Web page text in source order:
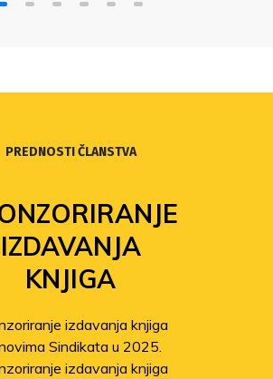
PREDNOSTI ČLANSTVA
IZDAVANJA
KNJIGA
izdavanja knjiga
Sindikata u 2025.
izdavanja knjiga